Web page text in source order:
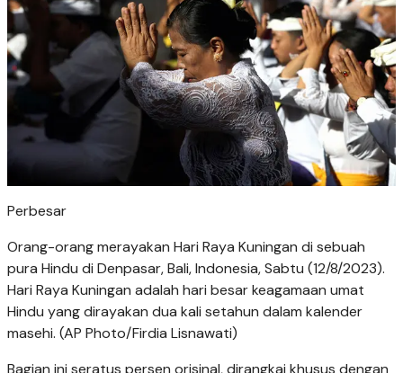
Perbesar
Orang-orang merayakan Hari Raya Kuningan di sebuah
pura Hindu di Denpasar, Bali, Indonesia, Sabtu (12/8/2023).
Hari Raya Kuningan adalah hari besar keagamaan umat
Hindu yang dirayakan dua kali setahun dalam kalender
masehi. (AP Photo/Firdia Lisnawati)
Bagian ini seratus persen orisinal, dirangkai khusus dengan